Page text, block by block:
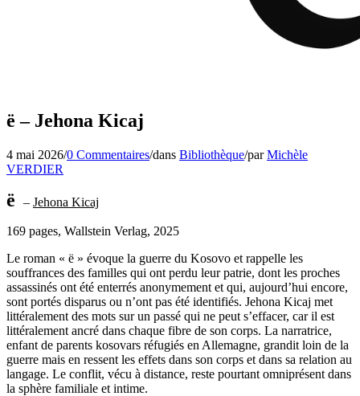
ë – Jehona Kicaj
4 mai 2026/0 Commentaires/dans Bibliothèque/parMichèle
VERDIER
ë – Jehona Kicaj
169 pages, Wallstein Verlag, 2025
Le roman « ë » évoque la guerre du Kosovo et rappelle les
souffrances des familles qui ont perdu leur patrie, dont les proches
assassinés ont été enterrés anonymement et qui, aujourd’hui encore,
sont portés disparus ou n’ont pas été identifiés. Jehona Kicaj met
littéralement des mots sur un passé qui ne peut s’effacer, car il est
littéralement ancré dans chaque fibre de son corps. La narratrice,
enfant de parents kosovars réfugiés en Allemagne, grandit loin de la
guerre mais en ressent les effets dans son corps et dans sa relation au
langage. Le conflit, vécu à distance, reste pourtant omniprésent dans
la sphère familiale et intime.